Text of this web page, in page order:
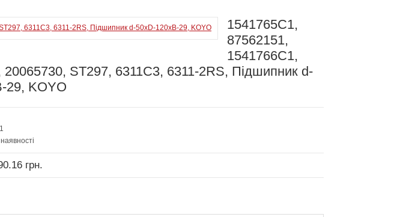
1541765C1,
87562151,
1541766C1,
20065730, ST297, 6311C3, 6311-2RS, Підшипник d-
29, KOYO
грн.